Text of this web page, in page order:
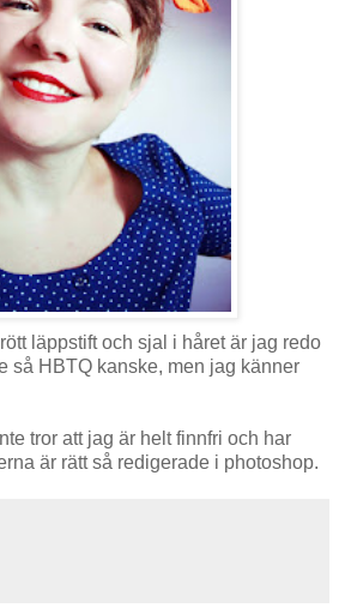
läppstift och sjal i håret är jag redo
så HBTQ kanske, men jag känner
tror att jag är helt finnfri och har
är rätt så redigerade i photoshop.